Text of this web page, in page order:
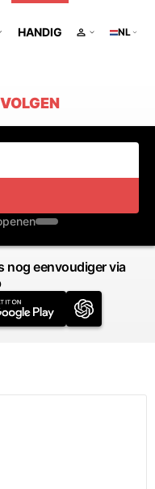
HANDIG NL
nog eenvoudiger via